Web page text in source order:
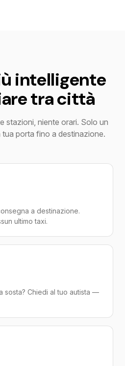
intelligente
tra città
stazioni, niente orari. Solo un
porta fino a destinazione.
a destinazione.
ultimo taxi.
sosta? Chiedi al tuo autista —